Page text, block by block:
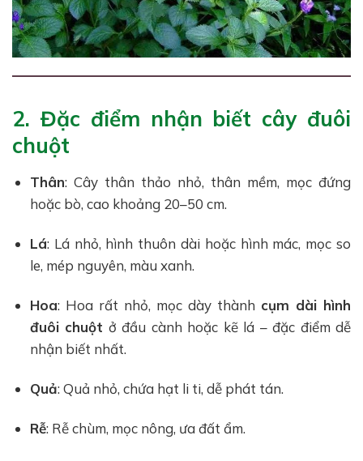
2. Đặc điểm nhận biết cây đuôi
chuột
Thân: Cây thân thảo nhỏ, thân mềm, mọc đứng
hoặc bò, cao khoảng 20–50 cm.
Lá: Lá nhỏ, hình thuôn dài hoặc hình mác, mọc so
le, mép nguyên, màu xanh.
Hoa: Hoa rất nhỏ, mọc dày thành cụm dài hình
đuôi chuột ở đầu cành hoặc kẽ lá – đặc điểm dễ
nhận biết nhất.
Quả: Quả nhỏ, chứa hạt li ti, dễ phát tán.
Rễ: Rễ chùm, mọc nông, ưa đất ẩm.